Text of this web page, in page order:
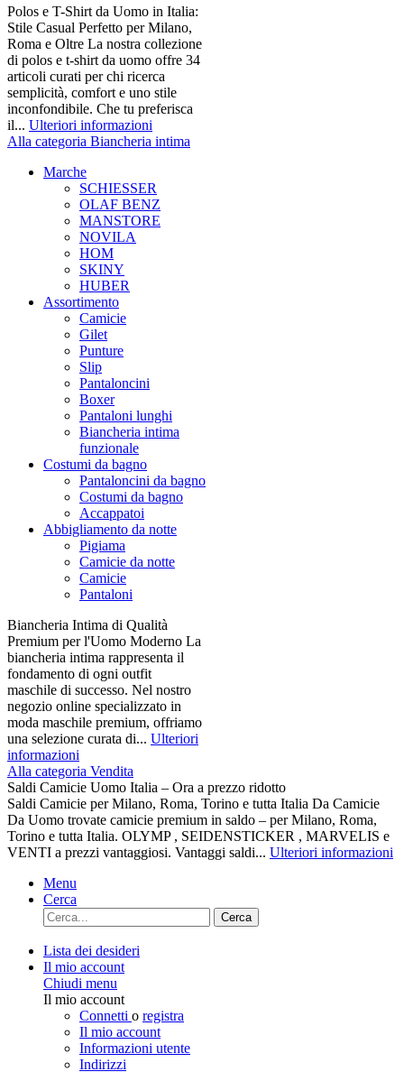
Polos e T-Shirt da Uomo in Italia:
Stile Casual Perfetto per Milano,
Roma e Oltre La nostra collezione
di polos e t-shirt da uomo offre 34
articoli curati per chi ricerca
semplicità, comfort e uno stile
inconfondibile. Che tu preferisca
il... Ulteriori informazioni
Alla categoria Biancheria intima
Marche
SCHIESSER
OLAF BENZ
MANSTORE
NOVILA
HOM
SKINY
HUBER
Assortimento
Camicie
Gilet
Punture
Slip
Pantaloncini
Boxer
Pantaloni lunghi
Biancheria intima
funzionale
Costumi da bagno
Pantaloncini da bagno
Costumi da bagno
Accappatoi
Abbigliamento da notte
Pigiama
Camicie da notte
Camicie
Pantaloni
Biancheria Intima di Qualità
Premium per l'Uomo Moderno La
biancheria intima rappresenta il
fondamento di ogni outfit
maschile di successo. Nel nostro
negozio online specializzato in
moda maschile premium, offriamo
una selezione curata di... Ulteriori
informazioni
Alla categoria Vendita
Saldi Camicie Uomo Italia – Ora a prezzo ridotto
Saldi Camicie per Milano, Roma, Torino e tutta Italia Da Camicie
Da Uomo trovate camicie premium in saldo – per Milano, Roma,
Torino e tutta Italia. OLYMP , SEIDENSTICKER , MARVELIS e
VENTI a prezzi vantaggiosi. Vantaggi saldi... Ulteriori informazioni
Menu
Cerca
Cerca
Lista dei desideri
Il mio account
Chiudi menu
Il mio account
Connetti o registra
Il mio account
Informazioni utente
Indirizzi